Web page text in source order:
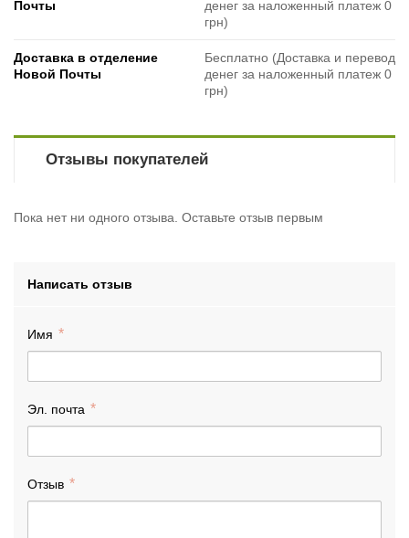
Почты
денег за наложенный платеж 0
грн)
Доставка в отделение
Новой Почты
Бесплатно (Доставка и перевод
денег за наложенный платеж 0
грн)
Отзывы покупателей
Пока нет ни одного отзыва. Оставьте отзыв первым
Написать отзыв
Имя
Эл. почта
Отзыв